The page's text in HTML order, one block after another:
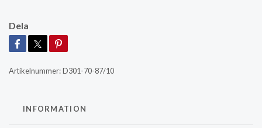
Dela
Artikelnummer:D301-70-87/10
INFORMATION